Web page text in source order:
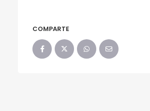
COMPARTE